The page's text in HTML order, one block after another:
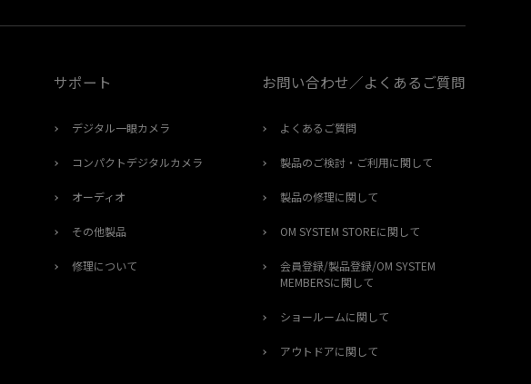
サポート
デジタル一眼カメラ
コンパクトデジタルカメラ
オーディオ
その他製品
修理について
お問い合わせ／よくあるご質問
よくあるご質問
製品のご検討・ご利用に関して
製品の修理に関して
OM SYSTEM STOREに関して
会員登録/製品登録/OM SYSTEM
MEMBERSに関して
ショールームに関して
アウトドアに関して